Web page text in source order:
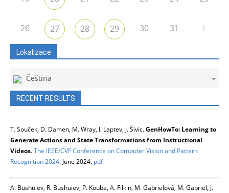
26 27 28 29 30 31 1
Lokalizace
Čeština
RECENT RESULTS
T. Souček, D. Damen, M. Wray, I. Laptev, J. Šivic.GenHowTo: Learning to
Generate Actions and State Transformations from Instructional
Videos.The IEEE/CVF Conference on Computer Vision and Pattern
Recognition 2024. June 2024. pdf
A. Bushuiev, R. Bushuiev, P. Kouba, A. Filkin, M. Gabrielová, M. Gabriel, J.